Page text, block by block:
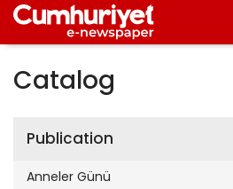
Catalog
Publication
Anneler Günü